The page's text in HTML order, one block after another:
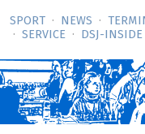
SPORT NEWS
SERVICE
DSJ-­INSIDE